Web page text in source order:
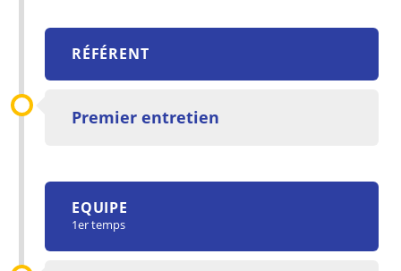
RÉFÉRENT
Premier entretien
EQUIPE
1er temps